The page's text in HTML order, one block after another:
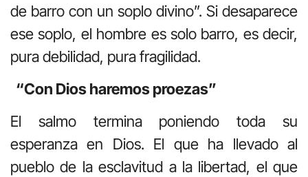
de barro con un soplo divino”. Si desaparece
ese soplo, el hombre es solo barro, es decir,
pura debilidad, pura fragilidad.
“Con Dios haremos proezas”
El salmo termina poniendo toda su
esperanza en Dios. El que ha llevado al
pueblo de la esclavitud a la libertad, el que